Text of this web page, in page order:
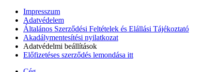
Impresszum
Adatvédelem
Általános Szerződési Feltételek és Elállási Tájékoztató
Akadálymentesítési nyilatkozat
Adatvédelmi beállítások
Előfizetéses szerződés lemondása itt